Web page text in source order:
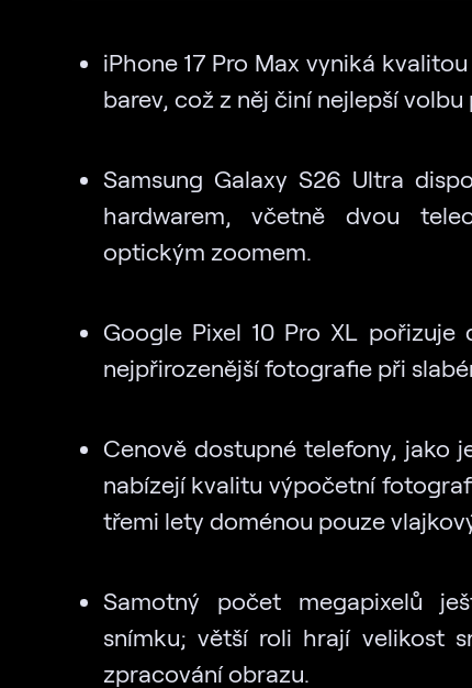
iPhone 17 Pro Max vyniká
barev, což z něj činí nejlepší volbu
Samsung Galaxy S26 Ultra
hardwarem, včetně dvou
optickým zoomem.
Google Pixel 10 Pro XL
nejpřirozenější fotografie při
Cenově dostupné telefony, jako
nabízejí kvalitu výpočetní
třemi lety doménou pouze
Samotný počet megapixelů
snímku; větší roli hrají velikost
zpracování obrazu.